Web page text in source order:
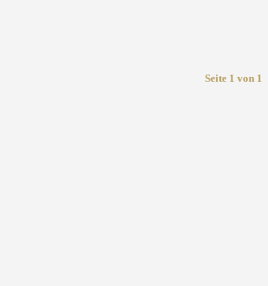
Seite 1 von 1